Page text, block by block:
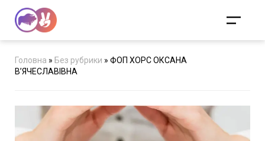
Головна » Без рубрики » ФОП ХОРС ОКСАНА
В’ЯЧЕСЛАВІВНА